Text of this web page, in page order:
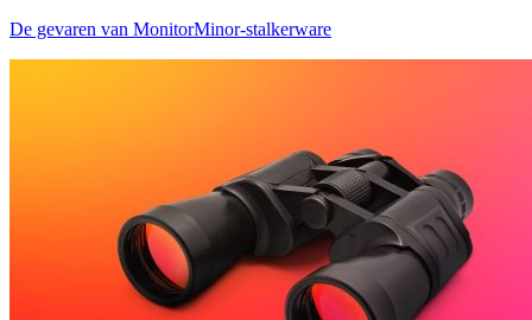
De gevaren van MonitorMinor-stalkerware